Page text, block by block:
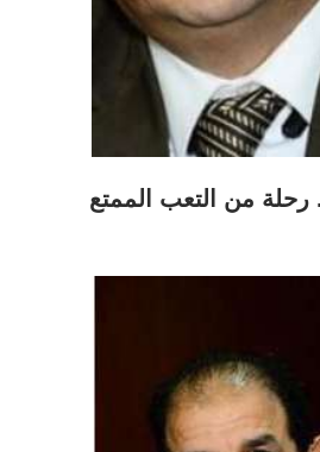
من التعب الممتع